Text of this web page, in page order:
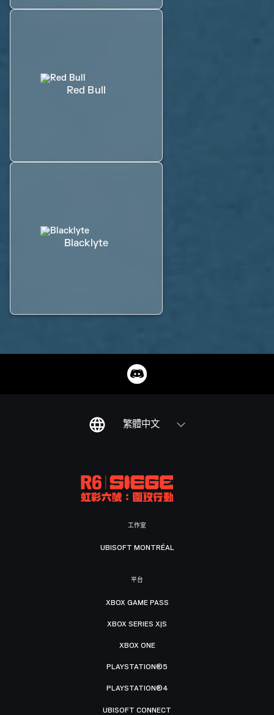
Red Bull
Blacklyte
繁體中文
工作室
UBISOFT MONTRÉAL
平台
XBOX GAME PASS
XBOX SERIES X|S
XBOX ONE
PLAYSTATION®5
PLAYSTATION®4
UBISOFT CONNECT